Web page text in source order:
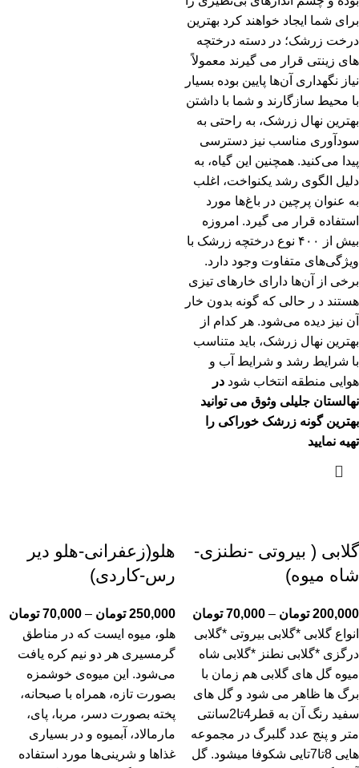
برای شما ایجاد خواهند کرد بهترین
درخت زرشک؛ در دسته درختچه‌
های زینتی قرار می‌ گیرند معمولاً
نیاز نگهداری آن‌ها پایین بوده بسیار
با محیط سازگارند و شما با داشتن
بهترین نهال زرشک، به راحتی به
سودآوری مناسب نیز دسترسی
پیدا می‌کنید. همچنین این گیاه، به
دلیل الگوی رشد یکنواخت، اغلب
به عنوان پرچین در باغ‌ها مورد
استفاده قرار می‌ گیرد. امروزه
بیش از ۴۰۰ نوع درختچه زرشک با
ویژگی‌های متفاوت وجود دارد.
برخی از آن‌ها دارای خارهای تیزی
هستند د ر حالی که گونه بدون خار
آن نیز دیده می‌شود. هر کدام از
بهترین نهال زرشک، باید متناسب
با شرایط رشد و شرایط آب و
هوایی منطقه انتخاب شود در
نهالستان جلیلی وثوق می توانید
بهترین گونه زرشک خوراکی را
تهیه نمایید
گلابی ( بیروتی -نطنزی-
شاه میوه)
200,000 تومان –
70,000 تومان
انواع گلابی *گلابی بیروتی *گلابی
درگزی *گلابی نطنز *گلابی شاه
میوه گل های گلابی هم زمان با
برگ ها ظاهر می شود و گل های
سفید رنگ آن به قطر4تا2سانتی
متر و پنج عدد گلبرگ در مجموعه
هایی 8تا7تایی شکوفا میشود. گل
هلو(زعفرانی-هلو دیر
رس-کاردی)
250,000 تومان –
70,000 تومان
هلو، میوه ایست که در مناطق
گرمسیری هر دو نیم کره یافت
می‌شود. این میوه‌ی خوشمزه
بصورت تازه، همراه با صبحانه،
پخته بصورت دسر، مربا، پای،
مارمالاد، آبمیوه و در بسیاری
غذاها و شرینی‌ها مورد استفاده